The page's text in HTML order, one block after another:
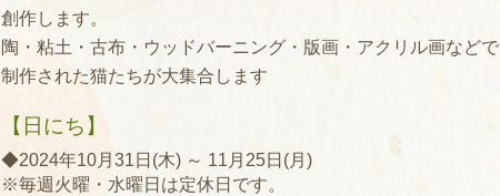
創作します。
陶・粘土・古布・ウッドバーニング・版画・アクリル画などで
制作された猫たちが大集合します
【日にち】
◆2024年10月31日(木) ～ 11月25日(月)
※毎週火曜・水曜日は定休日です。